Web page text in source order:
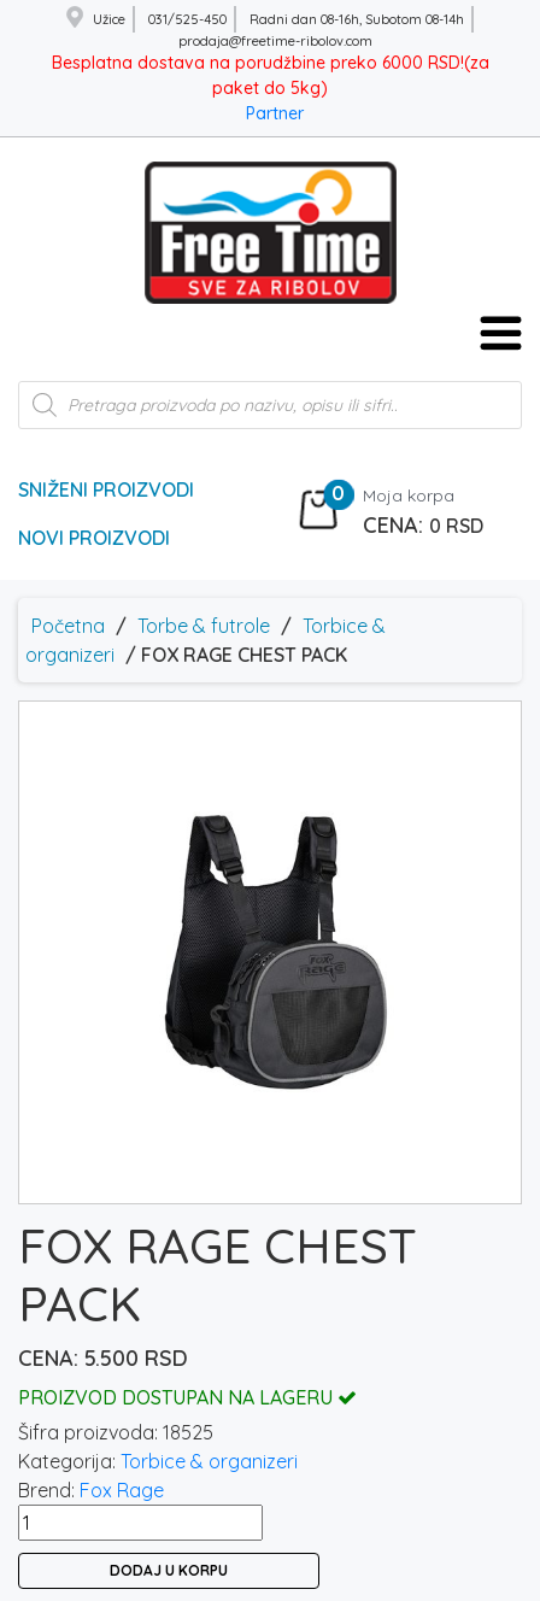
Užice 031/525-450
Radni dan 08-16h, Subotom 08-14h
prodaja@freetime-ribolov.com
Besplatna dostava na porudžbine preko 6000 RSD!(za
paket do 5kg)
Partner
Products
search
SNIŽENI PROIZVODI
NOVI PROIZVODI
0 Moja korpa
0 RSD
Početna / Torbe & futrole / Torbice &
organizeri / FOX RAGE CHEST PACK
FOX RAGE CHEST
PACK
5.500 RSD
PROIZVOD DOSTUPAN NA LAGERU
Šifra proizvoda: 18525
Kategorija: Torbice & organizeri
Brend: Fox Rage
FOX
RAGE
DODAJ U KORPU